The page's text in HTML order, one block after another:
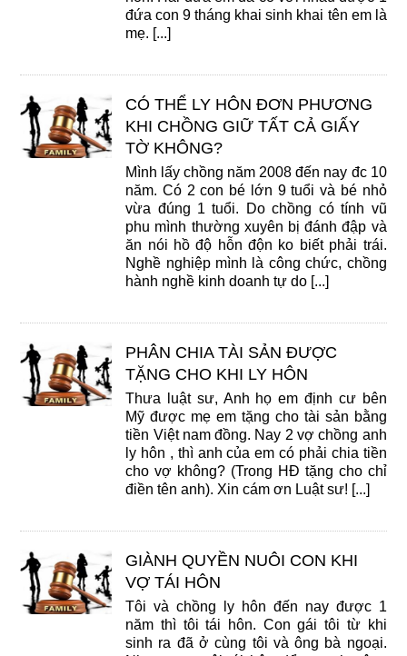
đứa con 9 tháng khai sinh khai tên em là
mẹ. [...]
CÓ THỂ LY HÔN ĐƠN PHƯƠNG
KHI CHỒNG GIỮ TẤT CẢ GIẤY
TỜ KHÔNG?
Mình lấy chồng năm 2008 đến nay đc 10
năm. Có 2 con bé lớn 9 tuổi và bé nhỏ
vừa đúng 1 tuổi. Do chồng có tính vũ
phu mình thường xuyên bị đánh đập và
ăn nói hồ độ hỗn độn ko biết phải trái.
Nghề nghiệp mình là công chức, chồng
hành nghề kinh doanh tự do [...]
PHÂN CHIA TÀI SẢN ĐƯỢC
TẶNG CHO KHI LY HÔN
Thưa luật sư, Anh họ em định cư bên
Mỹ được mẹ em tặng cho tài sản bằng
tiền Việt nam đồng. Nay 2 vợ chồng anh
ly hôn , thì anh của em có phải chia tiền
cho vợ không? (Trong HĐ tặng cho chỉ
điền tên anh). Xin cám ơn Luật sư! [...]
GIÀNH QUYỀN NUÔI CON KHI
VỢ TÁI HÔN
Tôi và chồng ly hôn đến nay được 1
năm thì tôi tái hôn. Con gái tôi từ khi
sinh ra đã ở cùng tôi và ông bà ngoại.